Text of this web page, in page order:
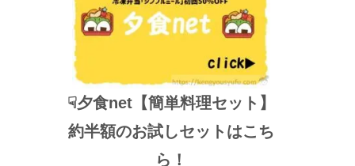
☟夕食net【簡単料理セット】
約半額のお試しセットはこち
ら！